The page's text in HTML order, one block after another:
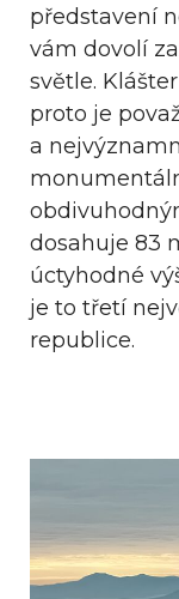
představení
vám dovolí
světle. Klášter
proto je
a
dosahuje 83
úctyhodné
je to třetí
republice.